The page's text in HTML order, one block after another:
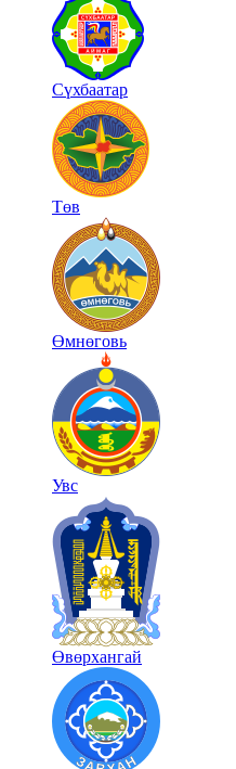
Сүхбаатар
Төв
Өмнөговь
Увс
Өвөрхангай